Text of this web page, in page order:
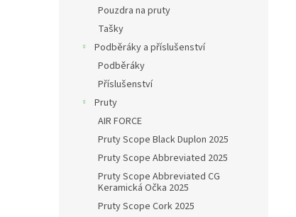
Pouzdra na pruty
Tašky
Podběráky a příslušenství
Podběráky
Příslušenství
Pruty
AIR FORCE
Pruty Scope Black Duplon 2025
Pruty Scope Abbreviated 2025
Pruty Scope Abbreviated CG
Keramická Očka 2025
Pruty Scope Cork 2025